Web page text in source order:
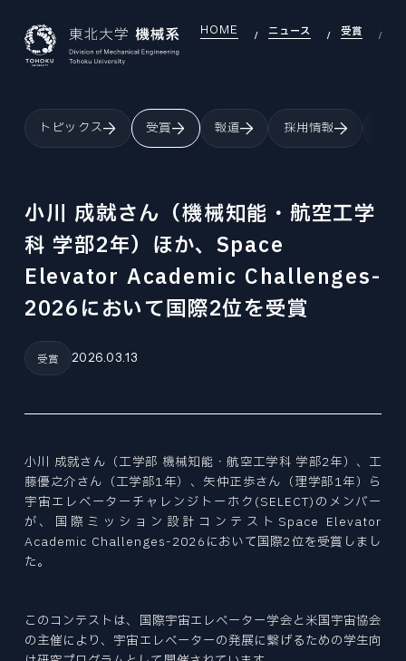
JAPANESE
TOP
INTRODUCTION機械系について
INTRODUCTION INDEX
機械系について
OVERVIEW
組織・沿革
SEARCH研究室を探す
SEARCH INDEX
研究室を探す
LABORATORY
研究室
ファインメカニクス専攻
航空宇宙工学専攻
情報科学研究科
環境科学研究科
医工学研究科
RESEARCHER
DEI
DEI推進
学生サポート
EDUCATION INDEX
OPEN LECTURE
オープンキャンパス・見学
CAREER PATH
キャリアパス
EXAMINATION
EXAMINATION INDEX
PAST COLLECTION
入試出題範囲・過去の試験問題
NEWS INDEX
ニュース
TOPICS
トピックス
REPORT
報道
ACCESS アクセス・キャンパスマップ
ABOUT SITEこのサイトについて
SITEMAP
HOME ニュース 受賞
トピックス 受賞 報道 採用情報
小川 成就さん（機械知能・航空工学
科 学部2年）ほか、Space
Elevator Academic Challenges-
2026において国際2位を受賞
受賞 2026.03.13
小川 成就さん（工学部 機械知能・航空工学科 学部2年）、工
藤優之介さん（工学部1年）、矢仲正歩さん（理学部1年）ら
宇宙エレベーターチャレンジトーホク(SELECT)のメンバー
が、国際ミッション設計コンテストSpace Elevator
Academic Challenges-2026において国際2位を受賞しまし
た。
このコンテストは、国際宇宙エレベーター学会と米国宇宙協会
の主催により、宇宙エレベーターの発展に繋げるための学生向